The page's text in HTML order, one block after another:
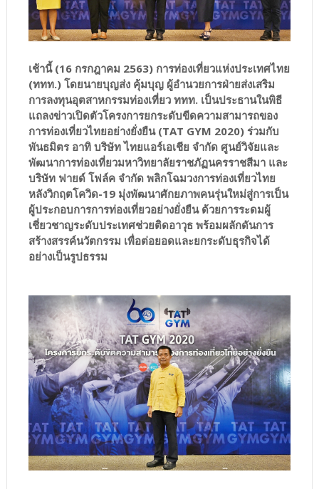
เช้านี้ (16 กรกฎาคม 2563) การท่องเที่ยวแห่งประเทศไทย
(ททท.) โดยนายบุญส่ง คุ้มบุญ ผู้อำนวยการฝ่ายส่งเสริม
การลงทุนอุตสาหกรรมท่องเที่ยว ททท. เป็นประธานในพิธี
แถลงข่าวเปิดตัวโครงการยกระดับขีดความสามารถของ
การท่องเที่ยวไทยอย่างยั่งยืน (TAT GYM 2020) ร่วมกับ
พันธมิตร อาทิ บริษัท ไทยแอร์เอเชีย จำกัด ศูนย์วิจัยและ
พัฒนาการท่องเที่ยวมหาวิทยาลัยราชภัฏนครราชสีมา และ
บริษัท ฟายด์ โฟล์ค จำกัด พลิกโฉมวงการท่องเที่ยวไทย
หลังวิกฤตโควิด-19 มุ่งพัฒนาศักยภาพคนรุ่นใหม่สู่การเป็น
ผู้ประกอบการการท่องเที่ยวอย่างยั่งยืน ด้วยการระดมผู้
เชี่ยวชาญระดับประเทศช่วยติดอาวุธ พร้อมผลักดันการ
สร้างสรรค์นวัตกรรม เพื่อต่อยอดและยกระดับธุรกิจได้
อย่างเป็นรูปธรรม